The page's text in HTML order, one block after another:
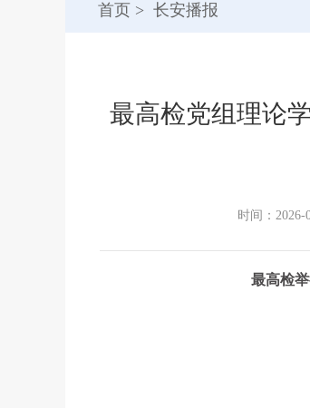
首页 > 长安播报
最高检党组理论
时间：2026-
最高检